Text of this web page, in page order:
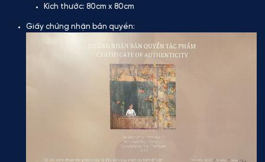
Kích thước: 80cm x 80cm
Giấy chứng nhận bản quyền: